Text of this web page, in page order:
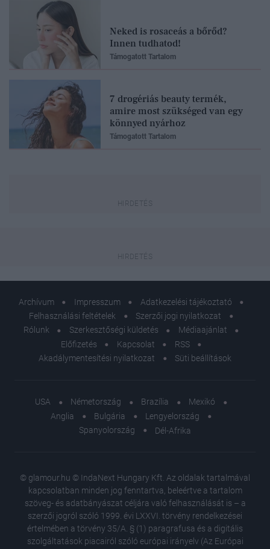
Neked is rosaceás a bőrőd?
Innen tudhatod!
Támogatott Tartalom
7 drogériás beauty termék,
amire most szükséged van egy
könnyed nyárhoz
Támogatott Tartalom
Archívum Impresszum
Adatkezelési tájékoztató
Felhasználási feltételek
Szerzői jogi nyilatkozat
Rólunk
Szerkesztőségi küldetés
Médiaajánlat
Előfizetés
Kapcsolat
RSS
Akadálymentesítési nyilatkozat
Süti beállítások
USA Németország Brazília
Mexikó
Anglia
Bulgária
Lengyelország
Spanyolország
Dél-Afrika
© glamour.hu © IndaNext Hungary Kft. Az oldalak tartalmával
kapcsolatban minden jog fenntartva, beleértve a tartalom
szöveg- és adatbányászat céljára való felhasználását is – a
szerzői jogról szóló 1999. évi LXXVI. törvény rendelkezései
értelmében a törvény 35/A. § (1) paragrafusa és a digitális
szolgáltatások piacairól szóló európai irányelv (Az Európai